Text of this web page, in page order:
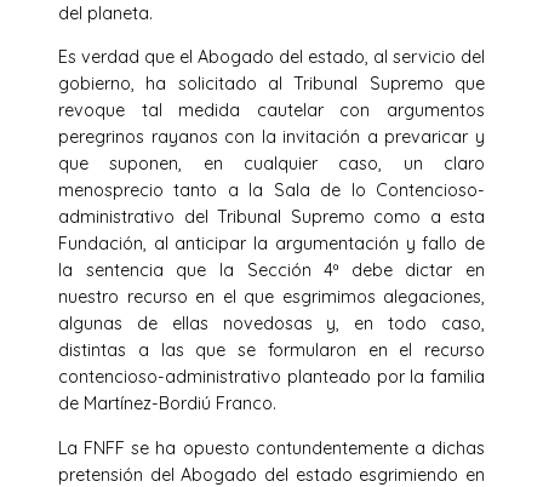
del planeta.
Es verdad que el Abogado del estado, al servicio del
gobierno, ha solicitado al Tribunal Supremo que
revoque tal medida cautelar con argumentos
peregrinos rayanos con la invitación a prevaricar y
que suponen, en cualquier caso, un claro
menosprecio tanto a la Sala de lo Contencioso-
administrativo del Tribunal Supremo como a esta
Fundación, al anticipar la argumentación y fallo de
la sentencia que la Sección 4ª debe dictar en
nuestro recurso en el que esgrimimos alegaciones,
algunas de ellas novedosas y, en todo caso,
distintas a las que se formularon en el recurso
contencioso-administrativo planteado por la familia
de Martínez-Bordiú Franco.
La FNFF se ha opuesto contundentemente a dichas
pretensión del Abogado del estado esgrimiendo en